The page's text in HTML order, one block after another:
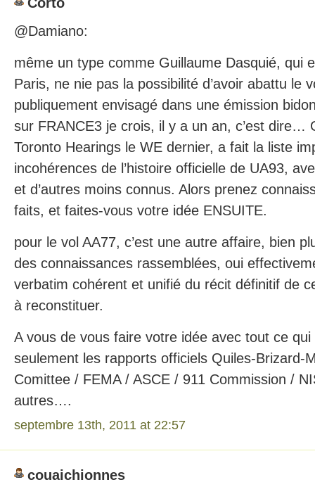
@Damiano:
même un type comme Guillaume Dasquié, qui
Paris, ne nie pas la possibilité d’avoir abattu le
publiquement envisagé dans une émission
sur FRANCE3 je crois, il y a un an, c’est dire…
Toronto Hearings le WE dernier, a fait la liste
incohérences de l’histoire officielle de UA93,
et d’autres moins connus. Alors prenez
faits, et faites-vous votre idée ENSUITE.
pour le vol AA77, c’est une autre affaire, bien
des connaissances rassemblées, oui
verbatim cohérent et unifié du récit définitif de
à reconstituer.
A vous de vous faire votre idée avec tout ce
seulement les rapports officiels Quiles-Brizard-
Comittee / FEMA / ASCE / 911 Commission /
autres….
septembre 13th, 2011 at 22:57
couaichionnes